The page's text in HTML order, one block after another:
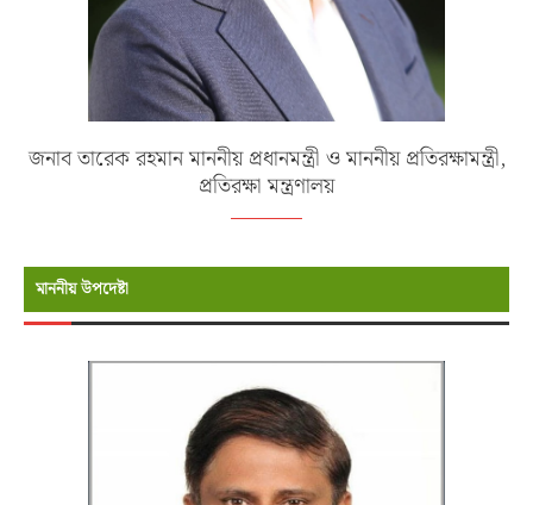
জনাব তারেক রহমান মাননীয় প্রধানমন্ত্রী ও মাননীয় প্রতিরক্ষামন্ত্রী,
প্রতিরক্ষা মন্ত্রণালয়
মাননীয় উপদেষ্টা